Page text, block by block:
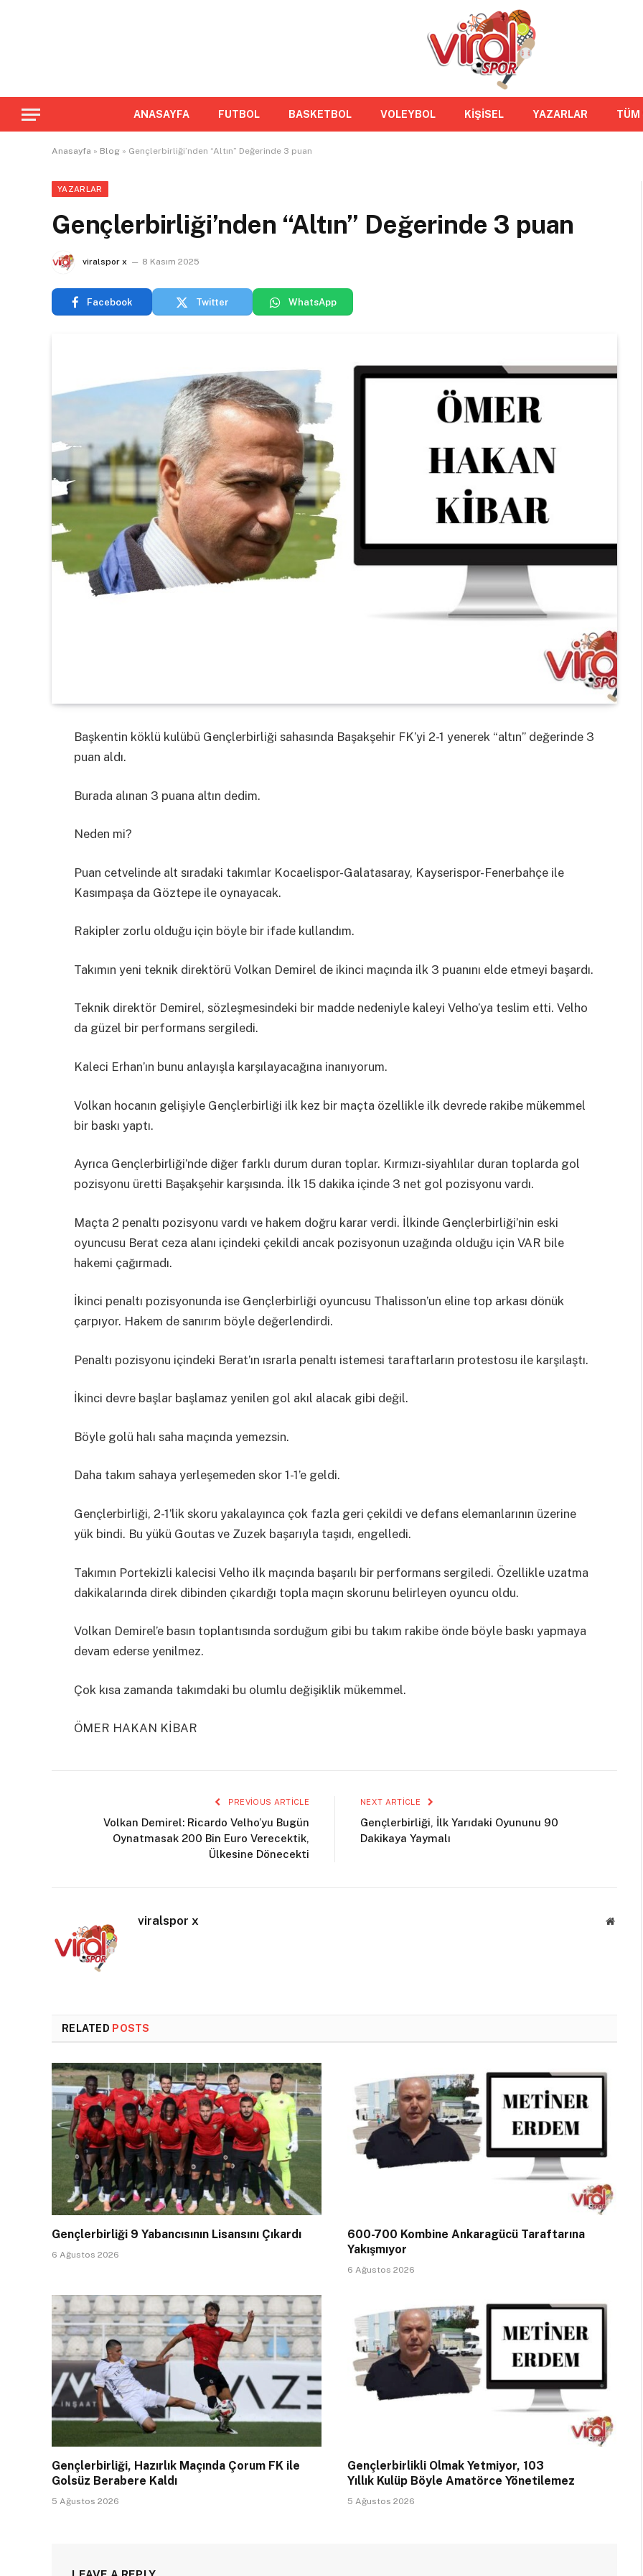
ANASAYFA FUTBOL BASKETBOL VOLEYBOL KİŞİSEL YAZARLAR TÜM
Anasayfa » Blog » Gençlerbirliği’nden “Altın” Değerinde 3 puan
YAZARLAR
Gençlerbirliği’nden “Altın” Değerinde 3 puan
viralspor x 8 Kasım 2025
Facebook Twitter WhatsApp
Başkentin köklü kulübü Gençlerbirliği sahasında Başakşehir FK’yi 2-1 yenerek “altın” değerinde 3
puan aldı.
Burada alınan 3 puana altın dedim.
Neden mi?
Puan cetvelinde alt sıradaki takımlar Kocaelispor-Galatasaray, Kayserispor-Fenerbahçe ile
Kasımpaşa da Göztepe ile oynayacak.
Rakipler zorlu olduğu için böyle bir ifade kullandım.
Takımın yeni teknik direktörü Volkan Demirel de ikinci maçında ilk 3 puanını elde etmeyi başardı.
Teknik direktör Demirel, sözleşmesindeki bir madde nedeniyle kaleyi Velho’ya teslim etti. Velho
da güzel bir performans sergiledi.
Kaleci Erhan’ın bunu anlayışla karşılayacağına inanıyorum.
Volkan hocanın gelişiyle Gençlerbirliği ilk kez bir maçta özellikle ilk devrede rakibe mükemmel
bir baskı yaptı.
Ayrıca Gençlerbirliği’nde diğer farklı durum duran toplar. Kırmızı-siyahlılar duran toplarda gol
pozisyonu üretti Başakşehir karşısında. İlk 15 dakika içinde 3 net gol pozisyonu vardı.
Maçta 2 penaltı pozisyonu vardı ve hakem doğru karar verdi. İlkinde Gençlerbirliği’nin eski
oyuncusu Berat ceza alanı içindeki çekildi ancak pozisyonun uzağında olduğu için VAR bile
hakemi çağırmadı.
İkinci penaltı pozisyonunda ise Gençlerbirliği oyuncusu Thalisson’un eline top arkası dönük
çarpıyor. Hakem de sanırım böyle değerlendirdi.
Penaltı pozisyonu içindeki Berat’ın ısrarla penaltı istemesi taraftarların protestosu ile karşılaştı.
İkinci devre başlar başlamaz yenilen gol akıl alacak gibi değil.
Böyle golü halı saha maçında yemezsin.
Daha takım sahaya yerleşemeden skor 1-1’e geldi.
Gençlerbirliği, 2-1’lik skoru yakalayınca çok fazla geri çekildi ve defans elemanlarının üzerine
yük bindi. Bu yükü Goutas ve Zuzek başarıyla taşıdı, engelledi.
Takımın Portekizli kalecisi Velho ilk maçında başarılı bir performans sergiledi. Özellikle uzatma
dakikalarında direk dibinden çıkardığı topla maçın skorunu belirleyen oyuncu oldu.
Volkan Demirel’e basın toplantısında sorduğum gibi bu takım rakibe önde böyle baskı yapmaya
devam ederse yenilmez.
Çok kısa zamanda takımdaki bu olumlu değişiklik mükemmel.
ÖMER HAKAN KİBAR
PREVIOUS ARTICLE
Volkan Demirel: Ricardo Velho’yu Bugün
Oynatmasak 200 Bin Euro Verecektik,
Ülkesine Dönecekti
NEXT ARTICLE
Gençlerbirliği, İlk Yarıdaki Oyununu 90
Dakikaya Yaymalı
viralspor x Website
RELATED POSTS
Gençlerbirliği 9 Yabancısının Lisansını Çıkardı
6 Ağustos 2026
600-700 Kombine Ankaragücü Taraftarına
Yakışmıyor
6 Ağustos 2026
Gençlerbirliği, Hazırlık Maçında Çorum FK ile
Golsüz Berabere Kaldı
5 Ağustos 2026
Gençlerbirlikli Olmak Yetmiyor, 103
Yıllık Kulüp Böyle Amatörce Yönetilemez
5 Ağustos 2026